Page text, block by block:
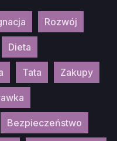
Rozwój
Dieta
Tata Zakupy
Bezpieczeństwo